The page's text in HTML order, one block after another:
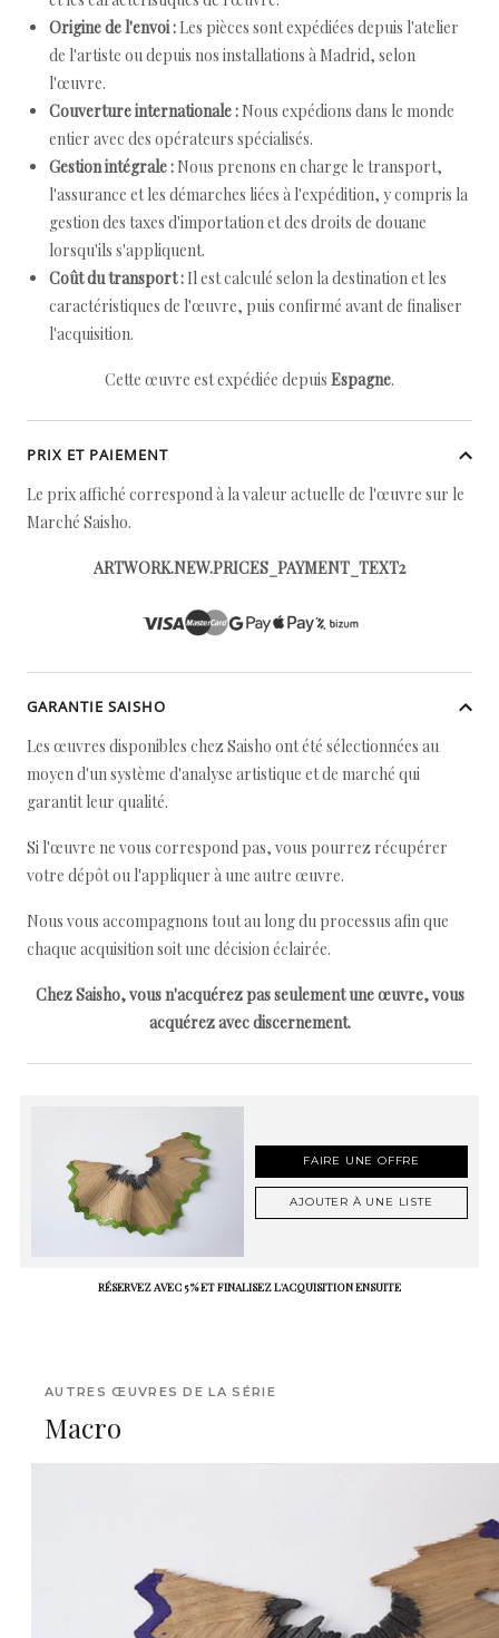
Origine de l'envoi : Les pièces sont expédiées depuis l'atelier
de l'artiste ou depuis nos installations à Madrid, selon
l'œuvre.
Couverture internationale : Nous expédions dans le monde
entier avec des opérateurs spécialisés.
Gestion intégrale : Nous prenons en charge le transport,
l'assurance et les démarches liées à l'expédition, y compris la
gestion des taxes d'importation et des droits de douane
lorsqu'ils s'appliquent.
Coût du transport : Il est calculé selon la destination et les
caractéristiques de l'œuvre, puis confirmé avant de finaliser
l'acquisition.
Cette œuvre est expédiée depuis Espagne.
PRIX ET PAIEMENT
Le prix affiché correspond à la valeur actuelle de l'œuvre sur le
Marché Saisho.
ARTWORK.NEW.PRICES_PAYMENT_TEXT2
GARANTIE SAISHO
Les œuvres disponibles chez Saisho ont été sélectionnées au
moyen d'un système d'analyse artistique et de marché qui
garantit leur qualité.
Si l'œuvre ne vous correspond pas, vous pourrez récupérer
votre dépôt ou l'appliquer à une autre œuvre.
Nous vous accompagnons tout au long du processus afin que
chaque acquisition soit une décision éclairée.
Chez Saisho, vous n'acquérez pas seulement une œuvre, vous
acquérez avec discernement.
FAIRE UNE OFFRE
AJOUTER À UNE LISTE
RÉSERVEZ AVEC 5 % ET FINALISEZ L'ACQUISITION ENSUITE
AUTRES ŒUVRES DE LA SÉRIE
Macro